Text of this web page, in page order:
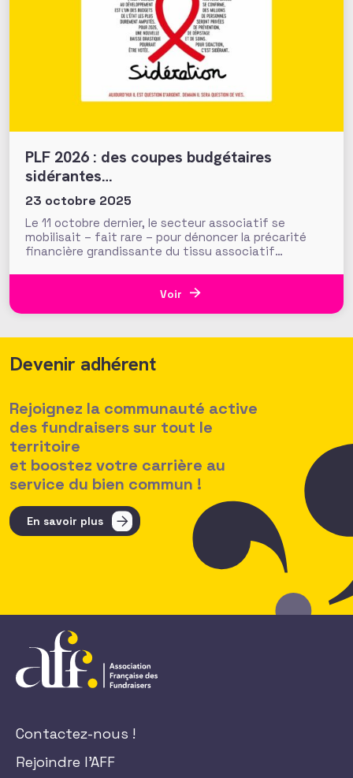
PLF 2026 : des coupes budgétaires
sidérantes…
23 octobre 2025
Le 11 octobre dernier, le secteur associatif se
mobilisait – fait rare – pour dénoncer la précarité
financière grandissante du tissu associatif
la France relayaient ainsi le cri d’alerte « Ça ne tient
plus ! » à l’appel du Mouvement Associatif. Mais à
Voir
Devenir adhérent
Rejoignez la communauté active
des fundraisers sur tout le
territoire
et boostez votre carrière au
service du bien commun !
En savoir plus
Contactez-nous !
Rejoindre l'AFF